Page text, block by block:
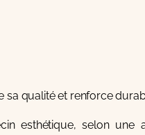
sa qualité et renforce
esthétique, selon une